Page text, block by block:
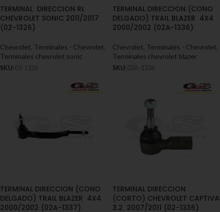
TERMINAL DIRECCION RL
CHEVROLET SONIC 2011/2017
(02-1326)
Chevrolet Terminales - Chevrolet
Terminales chevrolet sonic
SKU: 02-1326
TERMINAL DIRECCION (CONO
DELGADO) TRAIL BLAZER 4X4
2000/2002 (02A-1336)
Chevrolet Terminales - Chevrolet
Terminales chevrolet blazer
SKU: 02A-1336
TERMINAL DIRECCION (CONO
DELGADO) TRAIL BLAZER 4X4
2000/2002 (02A-1337)
TERMINAL DIRECCION
(CORTO) CHEVROLET CAPTIVA
3.2 2007/2011 (02-1336)